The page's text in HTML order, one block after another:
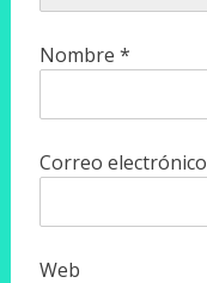
Nombre *
Correo electrónico
Web